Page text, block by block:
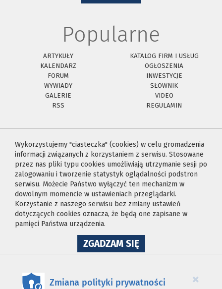
Popularne
ARTYKUŁY
KATALOG FIRM I USŁUG
KALENDARZ
OGŁOSZENIA
FORUM
INWESTYCJE
WYWIADY
SŁOWNIK
GALERIE
VIDEO
RSS
REGULAMIN
Wykorzystujemy "ciasteczka" (cookies) w celu gromadzenia
informacji związanych z korzystaniem z serwisu. Stosowane
przez nas pliki typu cookies umożliwiają utrzymanie sesji po
zalogowaniu i tworzenie statystyk oglądalności podstron
serwisu. Możecie Państwo wyłączyć ten mechanizm w
dowolnym momencie w ustawieniach przeglądarki.
Korzystanie z naszego serwisu bez zmiany ustawień
dotyczących cookies oznacza, że będą one zapisane w
pamięci Państwa urządzenia.
ZGADZAM SIĘNA
WYKORZYSTANIE
×
Zmiana polityki prywatności